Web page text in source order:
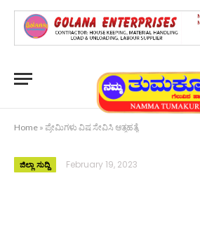
Home » ಪ್ರೇಮಿಗಳು ವಿಷ ಸೇವಿಸಿ ಆತ್ಮಹತ್ಯೆ
ಜಿಲ್ಲಾ ಸುದ್ದಿ February 19, 2023